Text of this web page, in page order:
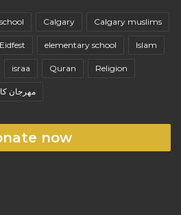
Calgary Calgary muslims
Eidfest elementary school Islam
israa Quran Religion
مهرجان
now